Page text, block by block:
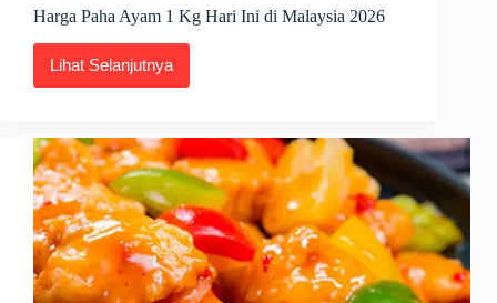
Harga Paha Ayam 1 Kg Hari Ini di Malaysia 2026
Lihat Selanjutnya
Harga
Paha
Kg
Hari
Ini
di
Malaysia
2026